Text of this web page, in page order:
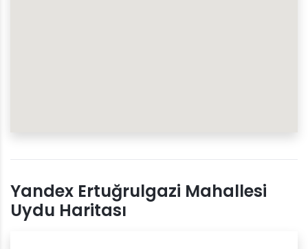
Yandex Ertuğrulgazi Mahallesi
Uydu Haritası